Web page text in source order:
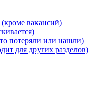
вакансий)
потеряли или нашли)
для других разделов)